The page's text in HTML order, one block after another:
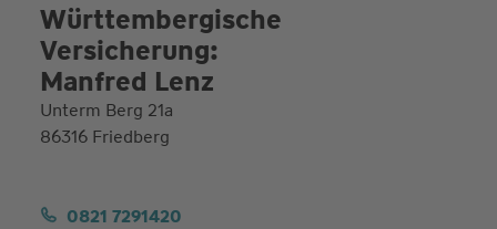
Württembergische
Versicherung:
Manfred Lenz
Unterm Berg 21a
86316 Friedberg
0821 7291420